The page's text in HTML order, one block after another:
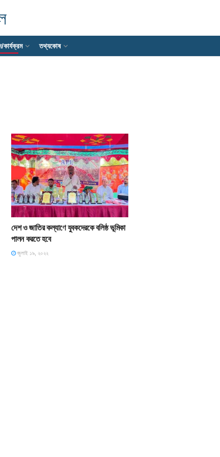
কার্যক্রম তথ্যকোষ
দেশ ও জাতির কল্যাণে যুবকদেরকে বলিষ্ঠ ভূমিকা
পালন করতে হবে
জুলাই ১৯, ২০২২